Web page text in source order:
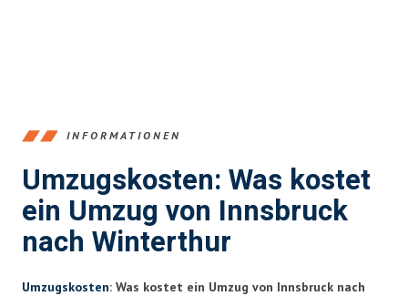
INFORMATIONEN
Umzugskosten: Was kostet
ein Umzug von Innsbruck
nach Winterthur
Umzugskosten: Was kostet ein Umzug von Innsbruck nach